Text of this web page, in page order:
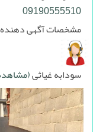
09190555510
مشخصات آگهی
سودابه غیاثی